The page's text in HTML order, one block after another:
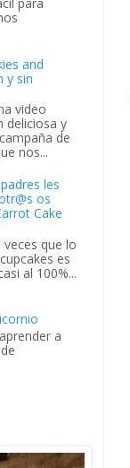
and
y sin
video
deliciosa y
de
nos...
les
os
Cake
veces que lo
es
al 100%...
a